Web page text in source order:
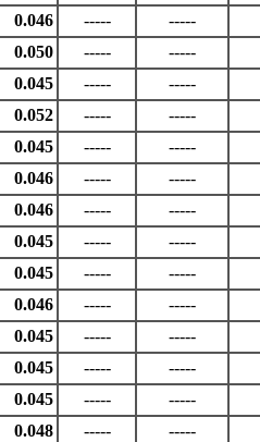
0.046 -----
-----
0.050 -----
-----
0.045 -----
-----
0.052 -----
-----
0.045 -----
-----
0.046 -----
-----
0.046 -----
-----
0.045 -----
-----
0.045 -----
-----
0.046 -----
-----
0.045 -----
-----
0.045 -----
-----
0.045 -----
-----
0.048 -----
-----